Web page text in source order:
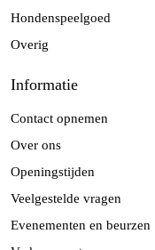
Hondenspeelgoed
Overig
Informatie
Contact opnemen
Over ons
Openingstijden
Veelgestelde vragen
Evenementen en beurzen